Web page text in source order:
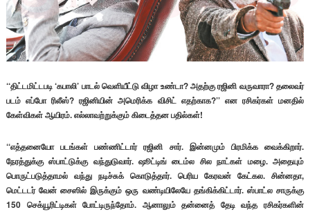
‘‘திட்டமிட்டபடி ‘கபாலி’ பாடல் வெளியீட்டு விழா உண்டா? அதற்கு ரஜினி வருவாரா? தலைவர்
படம் எப்போ ரிலீஸ்? ரஜினியின் அமெரிக்க விசிட் எதற்காக?’’ என ரசிகர்கள் மனதில்
கேள்விகள் ஆயிரம். எல்லாவற்றுக்கும் கிடைத்தன பதில்கள்!
‘‘எத்தனையோ படங்கள் பண்ணிட்டார் ரஜினி சார். இன்னமும் பிரமிக்க வைக்கிறார்.
நேரத்துக்கு ஸ்பாட்டுக்கு வந்துடுவார். ஷூட்டிங் டைம்ல சில நாட்கள் மழை. அதையும்
பொருட்படுத்தாமல் வந்து நடிச்சுக் கொடுத்தார். பெரிய கேரவன் கேட்கல. சின்னதா,
மெட்டடர் வேன் சைஸில் இருக்கும் ஒரு வண்டியிலேயே தங்கிக்கிட்டார். ஸ்பாட்ல சாருக்கு
150 செக்யூரிட்டிகள் போட்டிருந்தோம். ஆனாலும் தன்னைத் தேடி வந்த ரசிகர்களின்